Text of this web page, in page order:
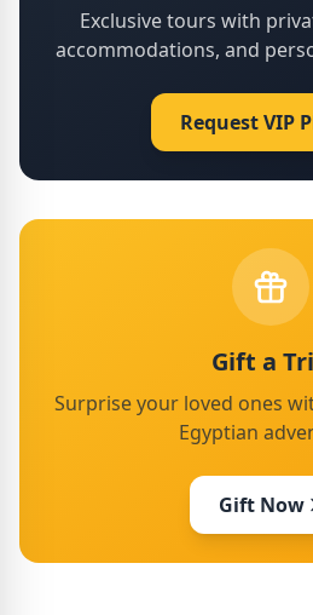
Exclusive tours with
accommodations, and
Request VIP
Gift a
Surprise your loved ones
Egyptian
Gift Now